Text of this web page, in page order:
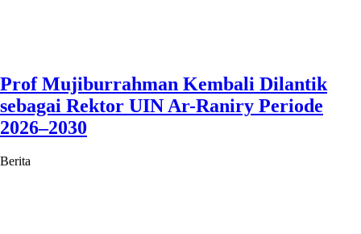
Prof Mujiburrahman Kembali Dilantik
sebagai Rektor UIN Ar-Raniry Periode
2026–2030
Berita